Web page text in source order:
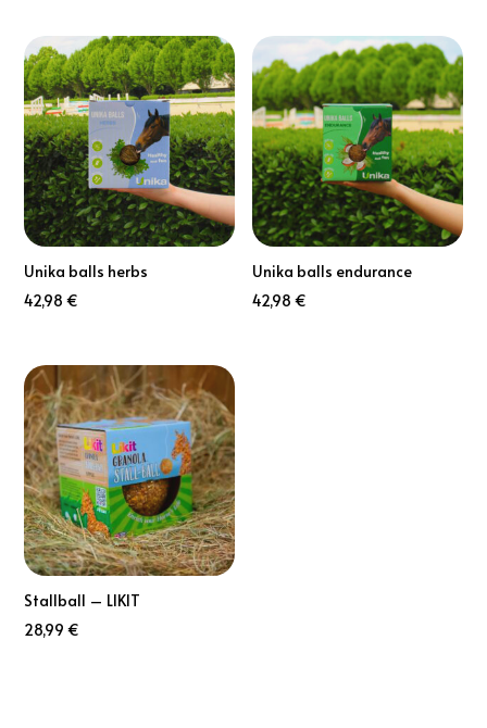
12,00 €
à
23,00 €
Unika balls herbs
42,98€
Unika balls endurance
42,98€
Stallball – LIKIT
28,99€